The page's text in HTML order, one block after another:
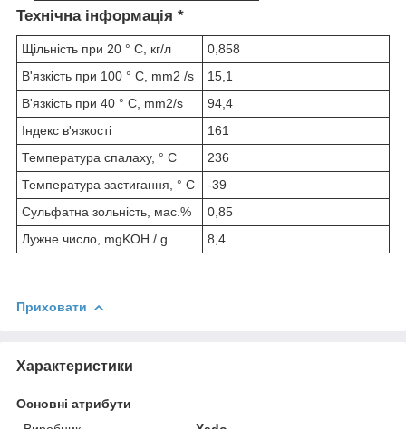
Технічна інформація *
Щільність при 20 ° С, кг/л
0,858
В'язкість при 100 ° C, mm2 /s
15,1
В'язкість при 40 ° C, mm2/s
94,4
Індекс в'язкості
161
Температура спалаху, ° C
236
Температура застигання, ° C
-39
Сульфатна зольність, мас.%
0,85
Лужне число, mgKOH / g
8,4
Приховати
Характеристики
Основні атрибути